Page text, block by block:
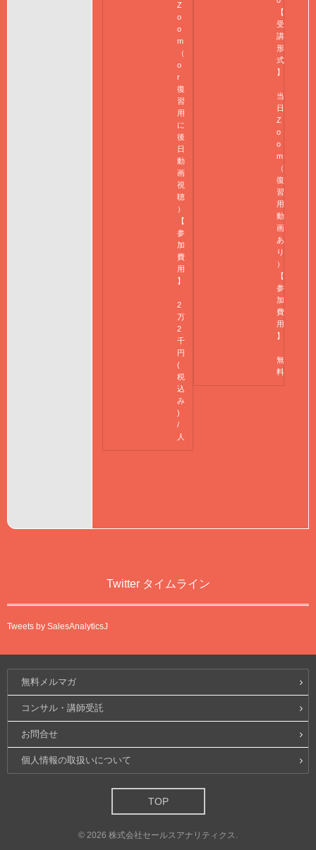
Z
o
o
m
（
o
r
復
習
用
に
後
日
動
画
視
聴
）
【
参
加
費
用
】
2
万
2
千
円
(
税
込
み
)
/
人
【
受
講
形
式
】
当
日
Z
o
o
m
（
復
習
用
動
画
あ
り
）
【
参
加
費
用
】
無
料
Twitter タイムライン
Tweets by SalesAnalyticsJ
無料メルマガ
コンサル・講師受託
お問合せ
個人情報の取扱いについて
TOP
© 2026 株式会社セールスアナリティクス